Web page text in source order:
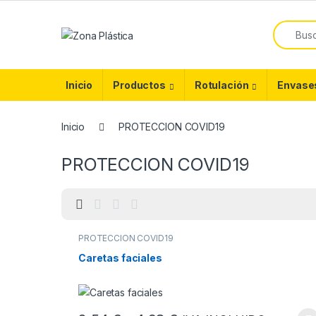
Search
Inicio Productos Rotulación
Inicio PROTECCION COVID19
PROTECCION COVID19
PROTECCION COVID19
Caretas faciales